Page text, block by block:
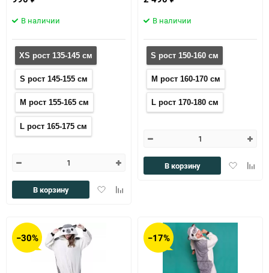
В наличии
XS рост 135-145 см
S рост 145-155 см
M рост 155-165 см
L рост 165-175 см
ДобавитьДобавить
В корзину
В наличии
S рост 150-160 см
M рост 160-170 см
L рост 170-180 см
Добавить
В корзину
−30% −17%